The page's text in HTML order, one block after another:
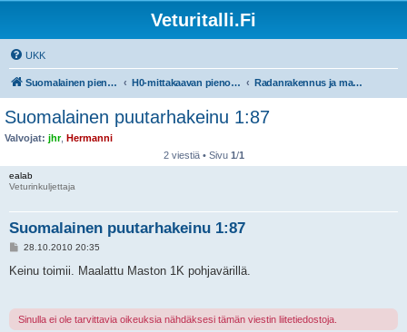
Veturitalli.Fi
UKK
Suomalainen pienoisrautatiefoorumi H0-mittakaavan pienoisrautatiet Radanrakennus ja maisemointi
Suomalainen puutarhakeinu 1:87
Valvojat: jhr, Hermanni
2 viestiä • Sivu 1/1
ealab
Veturinkuljettaja
Suomalainen puutarhakeinu 1:87
V
e
28.10.2010 20:35
Keinu toimii. Maalattu Maston 1K pohjavärillä.
Sinulla ei ole tarvittavia oikeuksia nähdäksesi tämän viestin liitetiedostoja.